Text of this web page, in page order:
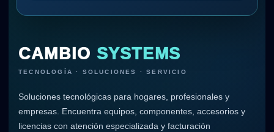
CAMBIO SYSTEMS
TECNOLOGÍA · SOLUCIONES · SERVICIO
Soluciones tecnológicas para hogares, profesionales y
empresas. Encuentra equipos, componentes, accesorios y
licencias con atención especializada y facturación